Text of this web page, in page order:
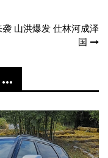
山洪爆发 仕林河成泽
国